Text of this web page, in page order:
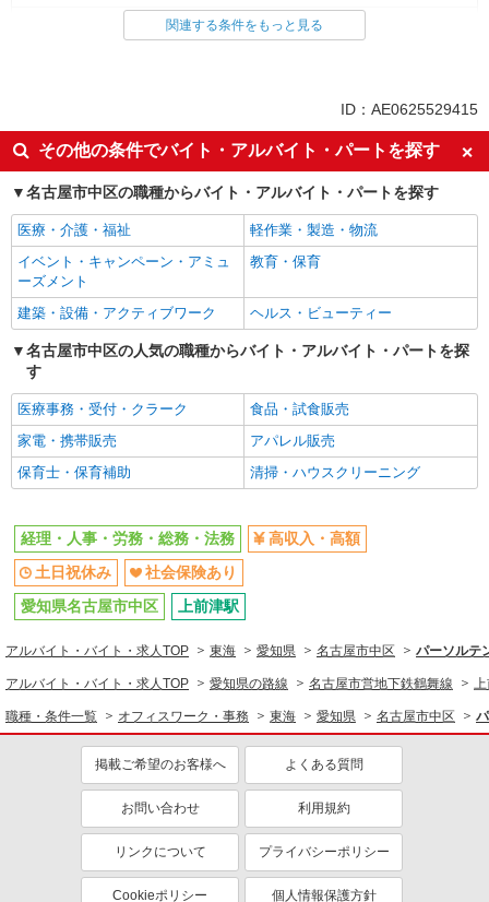
愛知県名古屋市中区／最寄駅：伏見（愛知県）
駅、丸の内（愛知県）駅 ●地下鉄桜通線を利用
経理・人事・労務・総務・法務関連する条件をもっと見る
ID：AE0625529415
その他の条件でバイト・アルバイト・パートを探す
名古屋市中区の職種からバイト・アルバイト・パートを探す
医療・介護・福祉
軽作業・製造・物流
イベント・キャンペーン・アミュ
ーズメント
教育・保育
建築・設備・アクティブワーク ヘルス・ビューティー
名古屋市中区の人気の職種からバイト・アルバイト・パートを探
す
医療事務・受付・クラーク
食品・試食販売
家電・携帯販売
アパレル販売
保育士・保育補助
清掃・ハウスクリーニング
経理・人事・労務・総務・法務
高収入・高額
土日祝休み
社会保険あり
愛知県名古屋市中区
上前津駅
アルバイト・バイト・求人TOP 東海 愛知県 名古屋市中区 パーソルテ
アルバイト・バイト・求人TOP 愛知県の路線 名古屋市営地下鉄鶴舞線
職種・条件一覧 オフィスワーク・事務 東海 愛知県 名古屋市中区
掲載ご希望のお客様へ よくある質問
お問い合わせ 利用規約
リンクについて プライバシーポリシー
Cookieポリシー 個人情報保護方針